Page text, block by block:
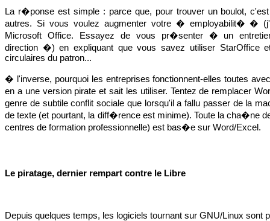
La r�ponse est simple : parce que, pour trouver un boulot,
autres. Si vous voulez augmenter votre � employabilit� �
Microsoft Office. Essayez de vous pr�senter � un
direction �) en expliquant que vous savez utiliser StarOffice
circulaires du patron...
� l'inverse, pourquoi les entreprises fonctionnent-elles toutes
en a une version pirate et sait les utiliser. Tentez de remplacer
genre de subtile conflit sociale que lorsqu'il a fallu passer de la
de texte (et pourtant, la diff�rence est minime). Toute la cha�ne
centres de formation professionnelle) est bas�e sur Word/Excel.
Le piratage, dernier rempart contre le Libre
Depuis quelques temps, les logiciels tournant sur GNU/Linux